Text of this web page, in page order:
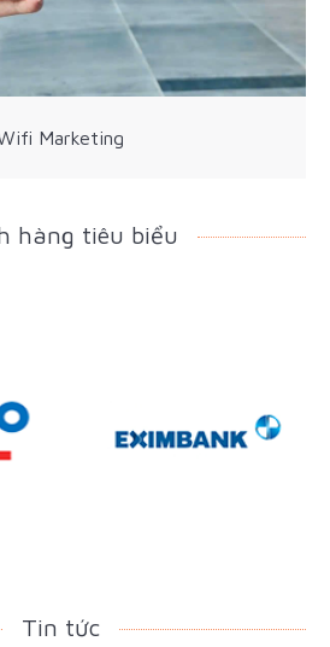
Marketing
hàng tiêu biểu
Tin tức